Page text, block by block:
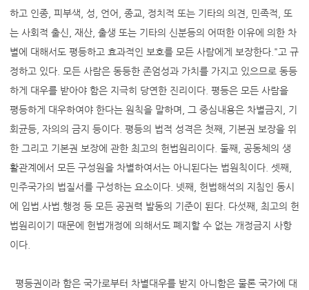
하고 인종, 피부색, 성, 언어, 종교, 정치적 또는 기타의 의견, 민족적, 또
는 사회적 출신, 재산, 출생 또는 기타의 신분등의 어떠한 이유에 의한 차
별에 대해서도 평등하고 효과적인 보호를 모든 사람에게 보장한다."고 규
정하고 있다. 모든 사람은 동등한 존엄성과 가치를 가지고 있으므로 동등
하게 대우를 받아야 함은 지극히 당연한 진리이다. 평등은 모든 사람을
평등하게 대우하여야 한다는 원칙을 말하며, 그 중심내용은 차별금지, 기
회균등, 자의의 금지 등이다. 평등의 법적 성격은 첫째, 기본권 보장을 위
한 그리고 기본권 보장에 관한 최고의 헌법원리이다. 둘째, 공동체의 생
활관계에서 모든 구성원을 차별하여서는 아니된다는 법원칙이다. 셋째,
민주국가의 법질서를 구성하는 요소이다. 넷째, 헌법해석의 지침인 동시
에 입법.사법.행정 등 모든 공권력 발동의 기준이 된다. 다섯째, 최고의 헌
법원리이기 때문에 헌법개정에 의해서도 폐지할 수 없는 개정금지 사항
이다.
평등권이라 함은 국가로부터 차별대우를 받지 아니함은 물론 국가에 대